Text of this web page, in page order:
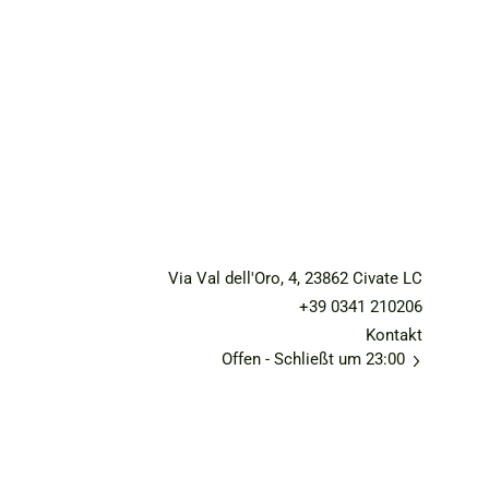
Via Val dell'Oro, 4, 23862 Civate LC
+39 0341 210206
Kontakt
Offen- Schließt um 23:00